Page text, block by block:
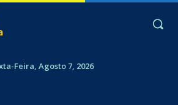
Feira, Agosto 7, 2026